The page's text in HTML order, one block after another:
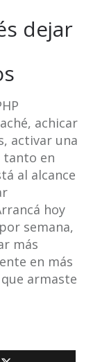
dejar
achicar
activar una
tanto en
al alcance
hoy
semana,
más
en más
armaste